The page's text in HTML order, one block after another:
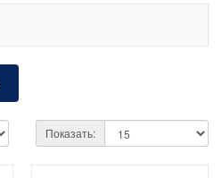
Показать: